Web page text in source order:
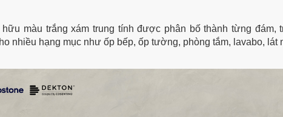
màu trắng xám trung tính được phân bố thành từng đám,
nhiều hạng mục như ốp bếp, ốp tường, phòng tắm, lavabo, lát